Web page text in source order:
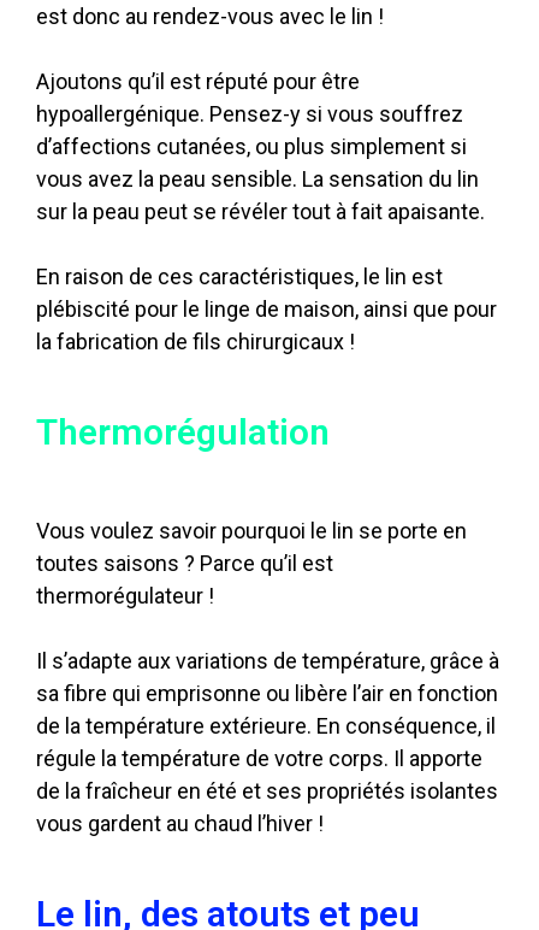
est donc au rendez-vous avec le lin !
Ajoutons qu’il est réputé pour être
hypoallergénique. Pensez-y si vous souffrez
d’affections cutanées, ou plus simplement si
vous avez la peau sensible. La sensation du lin
sur la peau peut se révéler tout à fait apaisante.
En raison de ces caractéristiques, le lin est
plébiscité pour le linge de maison, ainsi que pour
la fabrication de fils chirurgicaux !
Thermorégulation
Vous voulez savoir pourquoi le lin se porte en
toutes saisons ? Parce qu’il est
thermorégulateur !
Il s’adapte aux variations de température, grâce à
sa fibre qui emprisonne ou libère l’air en fonction
de la température extérieure. En conséquence, il
régule la température de votre corps. Il apporte
de la fraîcheur en été et ses propriétés isolantes
vous gardent au chaud l’hiver !
Le lin, des atouts et peu